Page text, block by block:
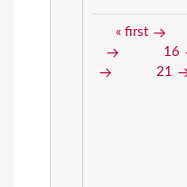
a
« first
16
21